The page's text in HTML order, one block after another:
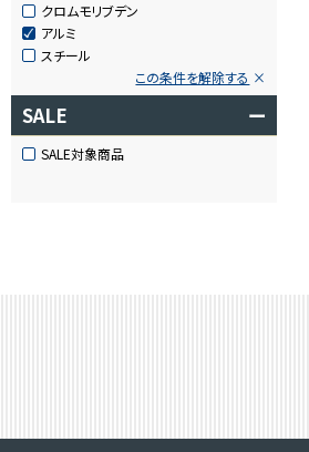
クロムモリブデン
アルミ
スチール
この条件を解除する
SALE ー
SALE対象商品